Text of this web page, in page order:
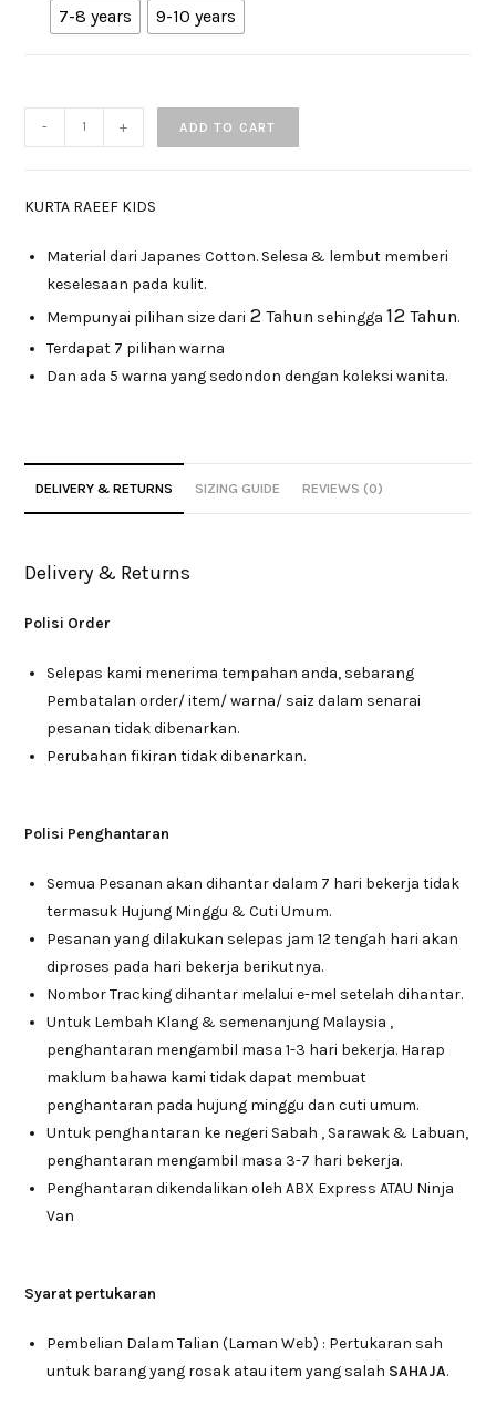
7-8 years
9-10 years
- + ADD TO CART
KURTA RAEEF KIDS
Material dari Japanes Cotton. Selesa & lembut memberi
keselesaan pada kulit.
Mempunyai pilihan size dari 2Tahun sehingga12 Tahun.
Terdapat 7 pilihan warna
Dan ada 5 warna yang sedondon dengan koleksi wanita.
DELIVERY & RETURNS SIZING GUIDE REVIEWS (0)
Delivery & Returns
Polisi Order
Selepas kami menerima tempahan anda, sebarang
Pembatalan order/ item/ warna/ saiz dalam senarai
pesanan tidak dibenarkan.
Perubahan fikiran tidak dibenarkan.
Polisi Penghantaran
Semua Pesanan akan dihantar dalam 7 hari bekerja tidak
termasuk Hujung Minggu & Cuti Umum.
Pesanan yang dilakukan selepas jam 12 tengah hari akan
diproses pada hari bekerja berikutnya.
Nombor Tracking dihantar melalui e-mel setelah dihantar.
Untuk Lembah Klang & semenanjung Malaysia ,
penghantaran mengambil masa 1-3 hari bekerja. Harap
maklum bahawa kami tidak dapat membuat
penghantaran pada hujung minggu dan cuti umum.
Untuk penghantaran ke negeri Sabah , Sarawak & Labuan,
penghantaran mengambil masa 3-7 hari bekerja.
Penghantaran dikendalikan oleh ABX Express ATAU Ninja
Van
Syarat pertukaran
Pembelian Dalam Talian (Laman Web) : Pertukaran sah
untuk barang yang rosak atau item yang salah SAHAJA.